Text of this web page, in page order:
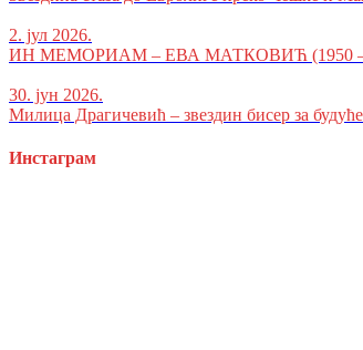
2. јул 2026.
ИН МЕМОРИАМ – ЕВА МАТКОВИЋ (1950 –
30. јун 2026.
Милица Драгичевић – звездин бисер за будуће
Инстаграм